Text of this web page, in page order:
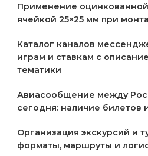
Применение
ячейкой 25×25 мм при
Каталог каналов
играм и ставкам с
тематики
Авиасообщение между
сегодня: наличие билетов
Организация экскурсий и
форматы, маршруты и